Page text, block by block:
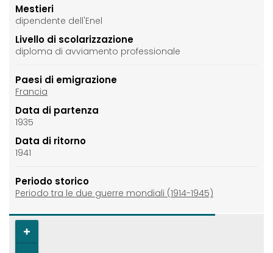
Mestieri
dipendente dell'Enel
Livello di scolarizzazione
diploma di avviamento professionale
Paesi di emigrazione
Francia
Data di partenza
1935
Data di ritorno
1941
Periodo storico
Periodo tra le due guerre mondiali (1914-1945)